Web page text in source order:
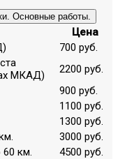
Основные работы.
Цена
700 руб.
МКАД)
2200 руб.
900 руб.
1100 руб.
1300 руб.
3000 руб.
км.
4500 руб.